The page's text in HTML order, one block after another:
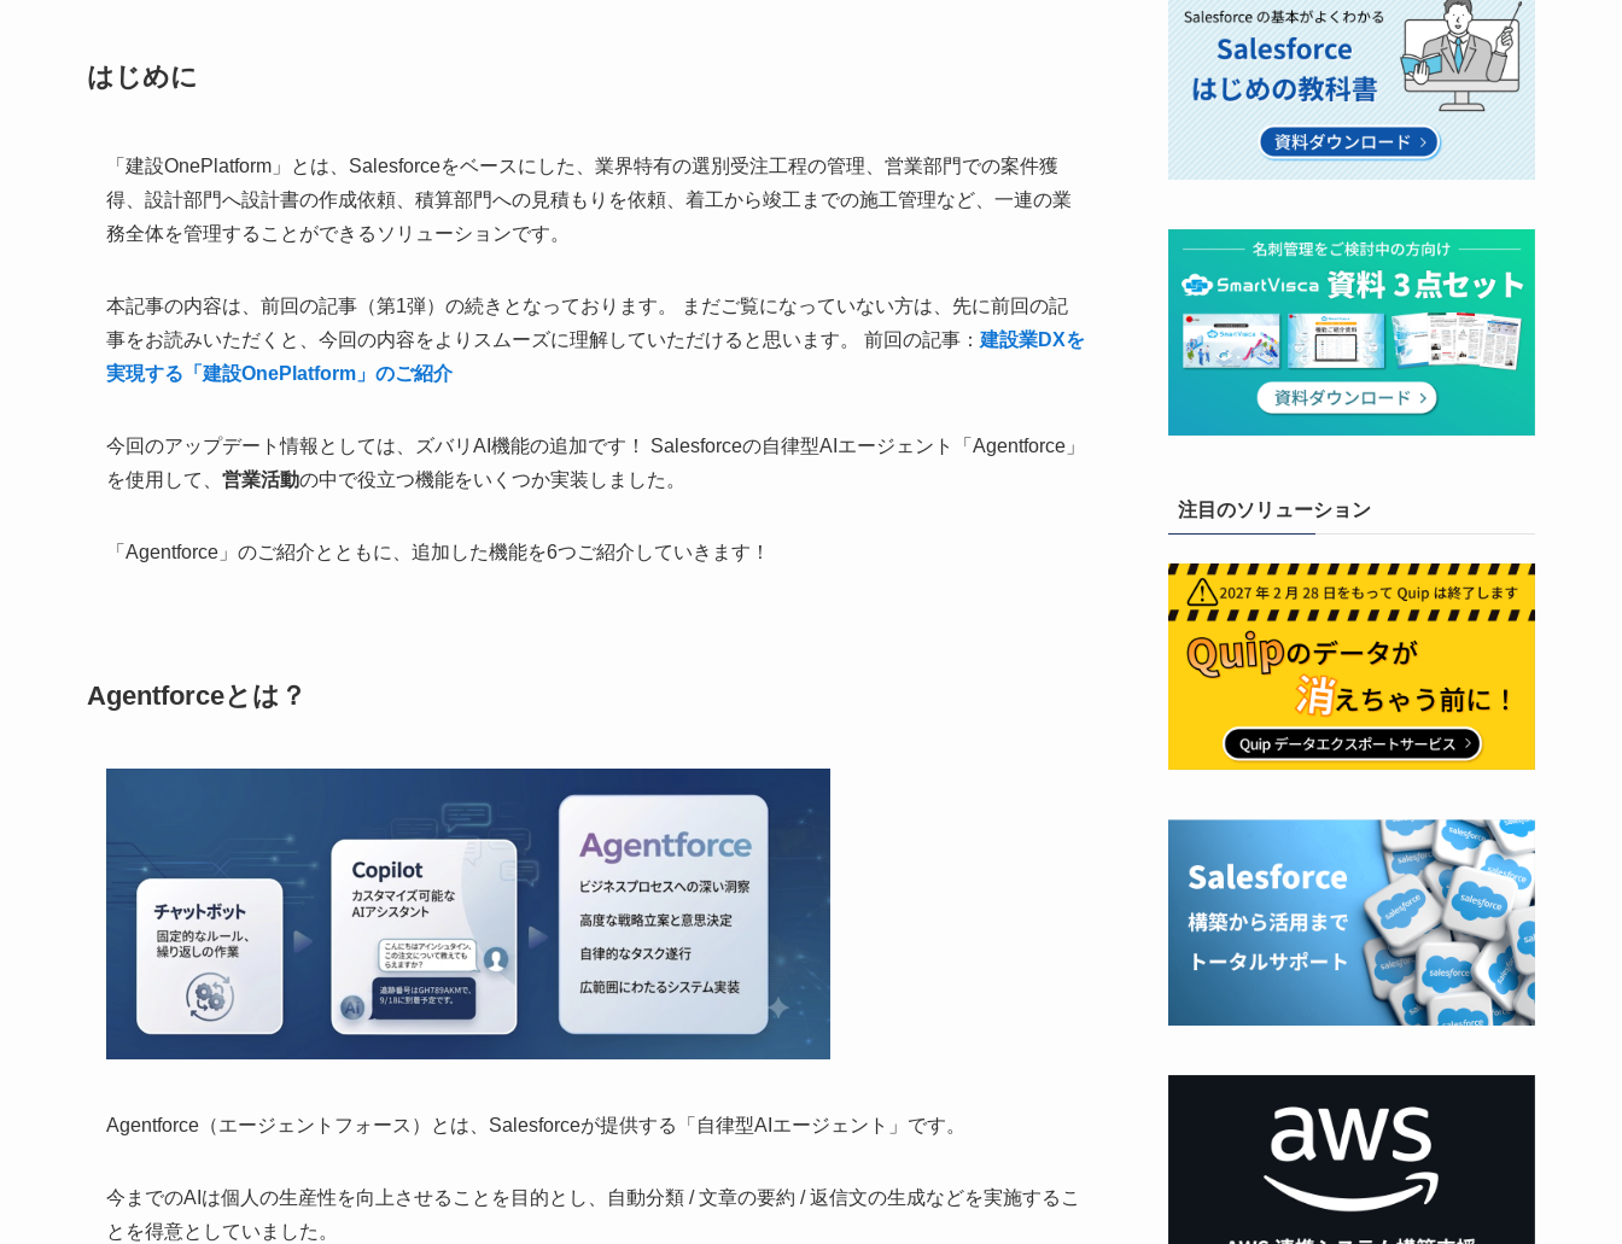
はじめに
「建設OnePlatform」とは、Salesforceをベースにした、業界特有の選別受注工程の管理、営業部門での案件獲
得、設計部門へ設計書の作成依頼、積算部門への見積もりを依頼、着工から竣工までの施工管理など、一連の業
務全体を管理することができるソリューションです。
本記事の内容は、前回の記事（第1弾）の続きとなっております。 まだご覧になっていない方は、先に前回の記
事をお読みいただくと、今回の内容をよりスムーズに理解していただけると思います。 前回の記事： 建設業DXを
実現する「建設OnePlatform」のご紹介
今回のアップデート情報としては、ズバリAI機能の追加です！ Salesforceの自律型AIエージェント「Agentforce」
を使用して、 営業活動の中で役立つ機能をいくつか実装しました。
「Agentforce」のご紹介とともに、追加した機能を6つご紹介していきます！
Agentforceとは？
Agentforce（エージェントフォース）とは、Salesforceが提供する「自律型AIエージェント」です。
今までのAIは個人の生産性を向上させることを目的とし、自動分類 / 文章の要約 / 返信文の生成などを実施するこ
とを得意としていました。
注目のソリューション